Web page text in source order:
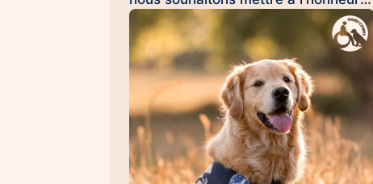
Émilie et Ron, son chien d'assistance
à la réussite scolaire HANDI'CHIENS
💛 Au quotidien, Ron accompagne
Émilie dans son collège et l'aide à
évoluer dans un environnement
scolaire avec davantage de sérénité,
de confiance et d'apaisement. Sa
présence favorise les
apprentissages, renforce le